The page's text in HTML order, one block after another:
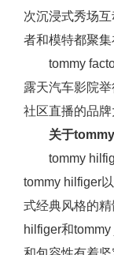
次沉浸式秀场
者和模特都聚集
tommy
露天汽车影院
社区直播的品
关于
tommy
tommy hilfiger
式经典风格的
hilfiger和